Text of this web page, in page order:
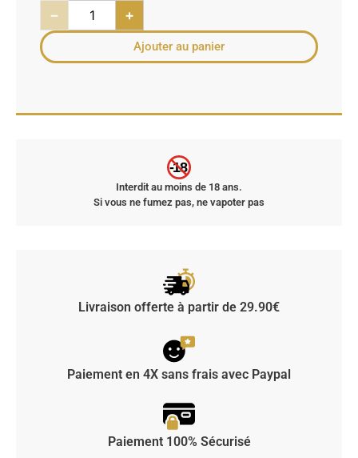
− +
Ajouter au panier
-18
Interdit au moins de 18 ans.
Si vous ne fumez pas, ne vapoter pas
Livraison offerte à partir de 29.90€
Paiement en 4X sans frais avec Paypal
Paiement 100% Sécurisé